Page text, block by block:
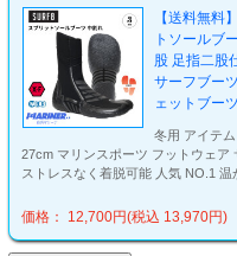
【送料無料
トソールブ
股 足指二股
サーフブー
ェットブーツ
冬用 アイテ
27cm マリンスポーツ フットウェア
ストレスなく着脱可能 人気 NO.1 温
価格： 12,700円(税込 13,970円)